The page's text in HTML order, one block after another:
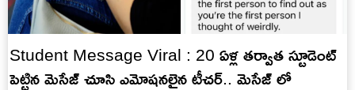
Student Message Viral : 20 ఏళ్ల తర్వాత స్టూడెంట్
పెట్టిన మెసేజ్ చూసి ఎమోషనలైన టీచర్.. మెసేజ్ లో